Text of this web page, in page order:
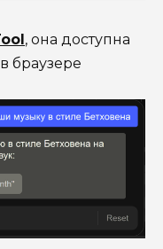
, она доступна
браузере